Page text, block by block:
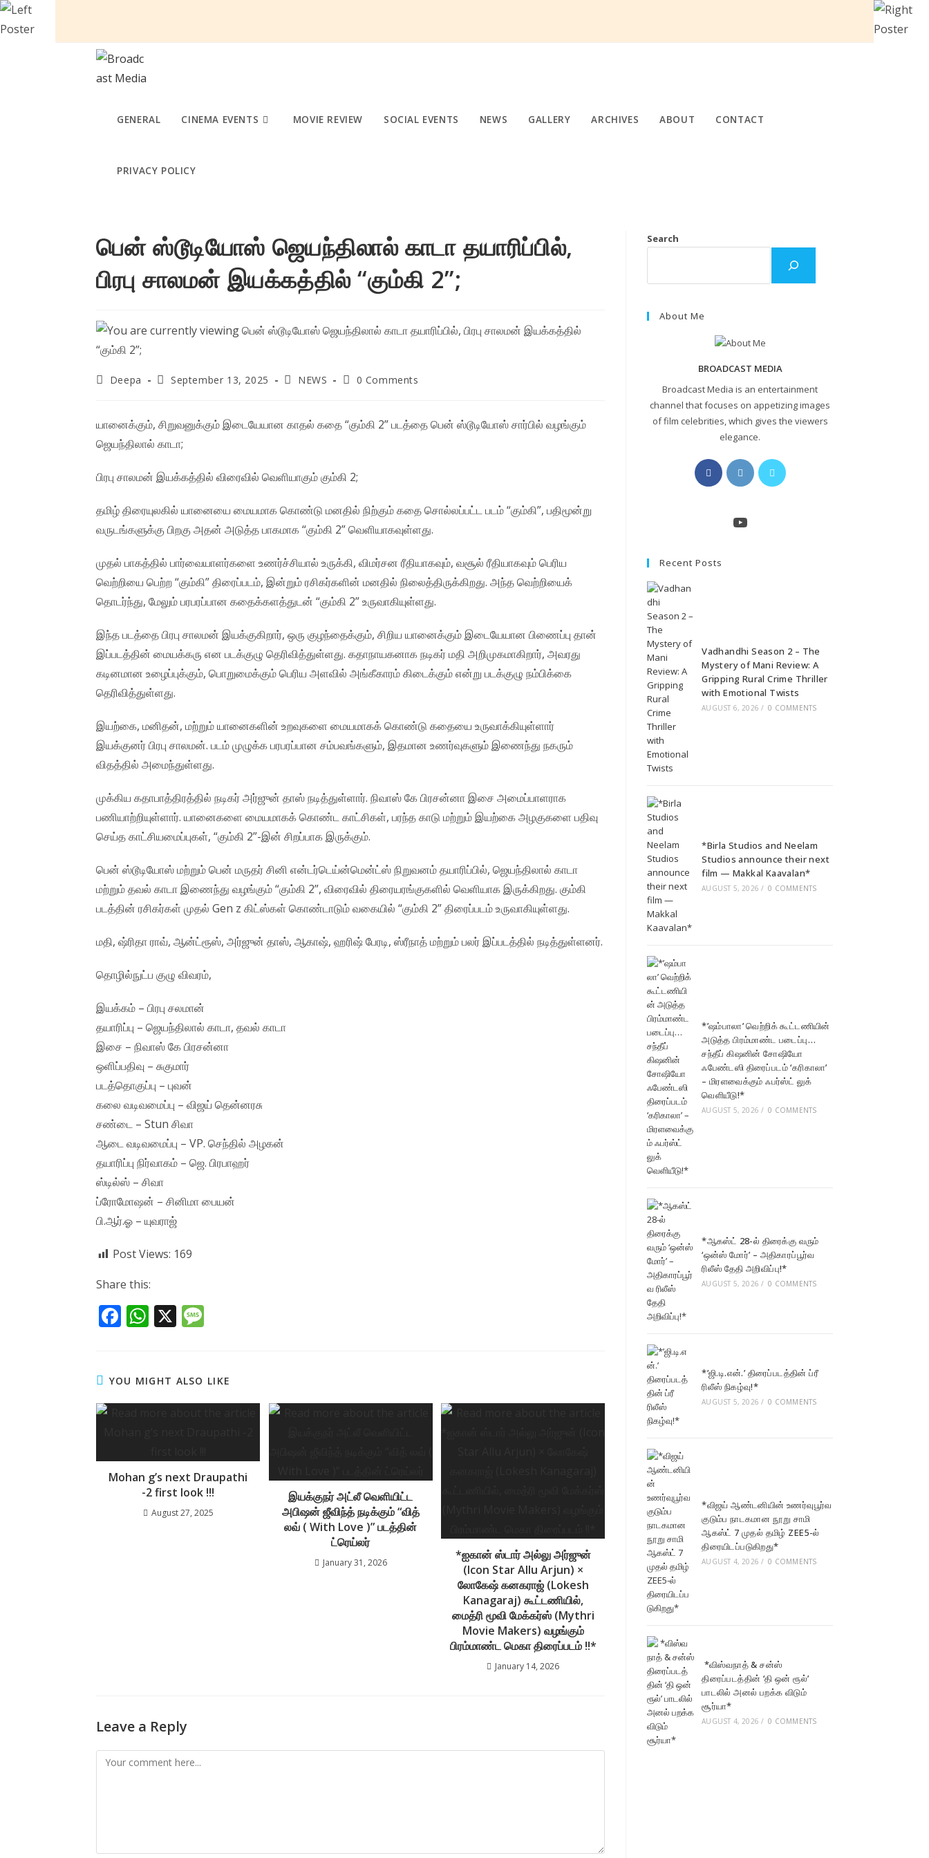
content
GENERAL CINEMA EVENTS MOVIE REVIEW SOCIAL EVENTS NEWS GALLERY ARCHIVES ABOUT CONTACT
PRIVACY POLICY
பென் ஸ்டூடியோஸ் ஜெயந்திலால் காடா தயாரிப்பில்,
பிரபு சாலமன் இயக்கத்தில் “கும்கி 2”;
PostDeepa
PostSeptember 13, 2025
PostNEWS
Post0 Comments
யானைக்கும், சிறுவனுக்கும் இடையேயான காதல் கதை “கும்கி 2” படத்தை பென் ஸ்டூடியோஸ் சார்பில் வழங்கும்
ஜெயந்திலால் காடா;
பிரபு சாலமன் இயக்கத்தில் விரைவில் வெளியாகும் கும்கி 2;
தமிழ் திரையுலகில் யானையை மையமாக கொண்டு மனதில் நிற்கும் கதை சொல்லப்பட்ட படம் “கும்கி”, பதிமூன்று
வருடங்களுக்கு பிறகு அதன் அடுத்த பாகமாக “கும்கி 2” வெளியாகவுள்ளது.
முதல் பாகத்தில் பார்வையாளர்களை உணர்ச்சியால் உருக்கி, விமர்சன ரீதியாகவும், வசூல் ரீதியாகவும் பெரிய
வெற்றியை பெற்ற “கும்கி” திரைப்படம், இன்றும் ரசிகர்களின் மனதில் நிலைத்திருக்கிறது. அந்த வெற்றியைக்
தொடர்ந்து, மேலும் பரபரப்பான கதைக்களத்துடன் “கும்கி 2” உருவாகியுள்ளது.
இந்த படத்தை பிரபு சாலமன் இயக்குகிறார், ஒரு குழந்தைக்கும், சிறிய யானைக்கும் இடையேயான பிணைப்பு தான்
இப்படத்தின் மையக்கரு என படக்குழு தெரிவித்துள்ளது. கதாநாயகனாக நடிகர் மதி அறிமுகமாகிறார், அவரது
கடினமான உழைப்புக்கும், பொறுமைக்கும் பெரிய அளவில் அங்கீகாரம் கிடைக்கும் என்று படக்குழு நம்பிக்கை
தெரிவித்துள்ளது.
இயற்கை, மனிதன், மற்றும் யானைகளின் உறவுகளை மையமாகக் கொண்டு கதையை உருவாக்கியுள்ளார்
இயக்குனர் பிரபு சாலமன். படம் முழுக்க பரபரப்பான சம்பவங்களும், இதமான உணர்வுகளும் இணைந்து நகரும்
விதத்தில் அமைந்துள்ளது.
முக்கிய கதாபாத்திரத்தில் நடிகர் அர்ஜுன் தாஸ் நடித்துள்ளார். நிவாஸ் கே பிரசன்னா இசை அமைப்பாளராக
பணியாற்றியுள்ளார். யானைகளை மையமாகக் கொண்ட காட்சிகள், பரந்த காடு மற்றும் இயற்கை அழகுகளை பதிவு
செய்த காட்சியமைப்புகள், “கும்கி 2”-இன் சிறப்பாக இருக்கும்.
பென் ஸ்டூடியோஸ் மற்றும் பென் மருதர் சினி என்டர்டெய்ன்மென்ட்ஸ் நிறுவனம் தயாரிப்பில், ஜெயந்திலால் காடா
மற்றும் தவல் காடா இணைந்து வழங்கும் “கும்கி 2”, விரைவில் திரையரங்குகளில் வெளியாக இருக்கிறது. கும்கி
படத்தின் ரசிகர்கள் முதல் Gen z கிட்ஸ்கள் கொண்டாடும் வகையில் “கும்கி 2” திரைப்படம் உருவாகியுள்ளது.
மதி, ஷ்ரிதா ராவ், ஆன்ட்ரூஸ், அர்ஜுன் தாஸ், ஆகாஷ், ஹரிஷ் பேரடி, ஸ்ரீநாத் மற்றும் பலர் இப்படத்தில் நடித்துள்ளனர்.
தொழில்நுட்ப குழு விவரம்,
இயக்கம் – பிரபு சலமான்
தயாரிப்பு – ஜெயந்திலால் காடா, தவல் காடா
இசை – நிவாஸ் கே பிரசன்னா
ஒளிப்பதிவு – சுகுமார்
படத்தொகுப்பு – புவன்
கலை வடிவமைப்பு – விஜய் தென்னரசு
சண்டை – Stun சிவா
ஆடை வடிவமைப்பு – VP. செந்தில் அழகன்
தயாரிப்பு நிர்வாகம் – ஜெ. பிரபாஹர்
ஸ்டில்ஸ் – சிவா
ப்ரோமோஷன் – சினிமா பையன்
பி.ஆர்.ஓ – யுவராஜ்
Post Views: 169
Share this:
F
b
o
W
s
A
X
a
g
YOU MIGHT ALSO LIKE
Mohan g’s next Draupathi
-2 first look !!!
August 27, 2025
இயக்குநர் அட்லீ வெளியிட்ட
அபிஷன் ஜீவிந்த் நடிக்கும் “வித்
லவ் ( With Love )” படத்தின்
ட்ரெய்லர்
January 31, 2026
*ஐகான் ஸ்டார் அல்லு அர்ஜுன்
(Icon Star Allu Arjun) ×
லோகேஷ் கனகராஜ் (Lokesh
Kanagaraj) கூட்டணியில்,
மைத்ரி மூவி மேக்கர்ஸ் (Mythri
Movie Makers) வழங்கும்
பிரம்மாண்ட மெகா திரைப்படம் !!*
January 14, 2026
Leave a Reply
Comment
Search
About Me
BROADCAST MEDIA
Broadcast Media is an entertainment
channel that focuses on appetizing images
of film celebrities, which gives the viewers
elegance.
Opens
in
new
Opens
in
Opens
YouTube
Recent Posts
Vadhandhi Season 2 – The
Mystery of Mani Review: A
Gripping Rural Crime Thriller
with Emotional Twists
AUGUST 6, 2026 / 0 COMMENTS
*Birla Studios and Neelam
Studios announce their next
film — Makkal Kaavalan*
AUGUST 5, 2026 / 0 COMMENTS
*’ஷம்பாலா’ வெற்றிக் கூட்டணியின்
அடுத்த பிரம்மாண்ட படைப்பு…
சந்தீப் கிஷனின் சோஷியோ
ஃபேண்டஸி திரைப்படம் ‘கரிகாலா’
– மிரளவைக்கும் ஃபர்ஸ்ட் லுக்
வெளியீடு!*
AUGUST 5, 2026 / 0 COMMENTS
*ஆகஸ்ட் 28-ல் திரைக்கு வரும்
‘ஒன்ஸ் மோர்’ – அதிகாரப்பூர்வ
ரிலீஸ் தேதி அறிவிப்பு!*
AUGUST 5, 2026 / 0 COMMENTS
*’ஜி.டி.என்.’ திரைப்படத்தின் ப்ரீ
ரிலீஸ் நிகழ்வு!*
AUGUST 5, 2026 / 0 COMMENTS
*விஜய் ஆண்டனியின் உணர்வுபூர்வ
குடும்ப நாடகமான நூறு சாமி
ஆகஸ்ட் 7 முதல் தமிழ் ZEE5-ல்
திரையிடப்படுகிறது*
AUGUST 4, 2026 / 0 COMMENTS
*விஸ்வநாத் & சன்ஸ்
திரைப்படத்தின் ‘தி ஒன் ரூல்’
பாடலில் அனல் பறக்க விடும்
சூர்யா*
AUGUST 4, 2026 / 0 COMMENTS